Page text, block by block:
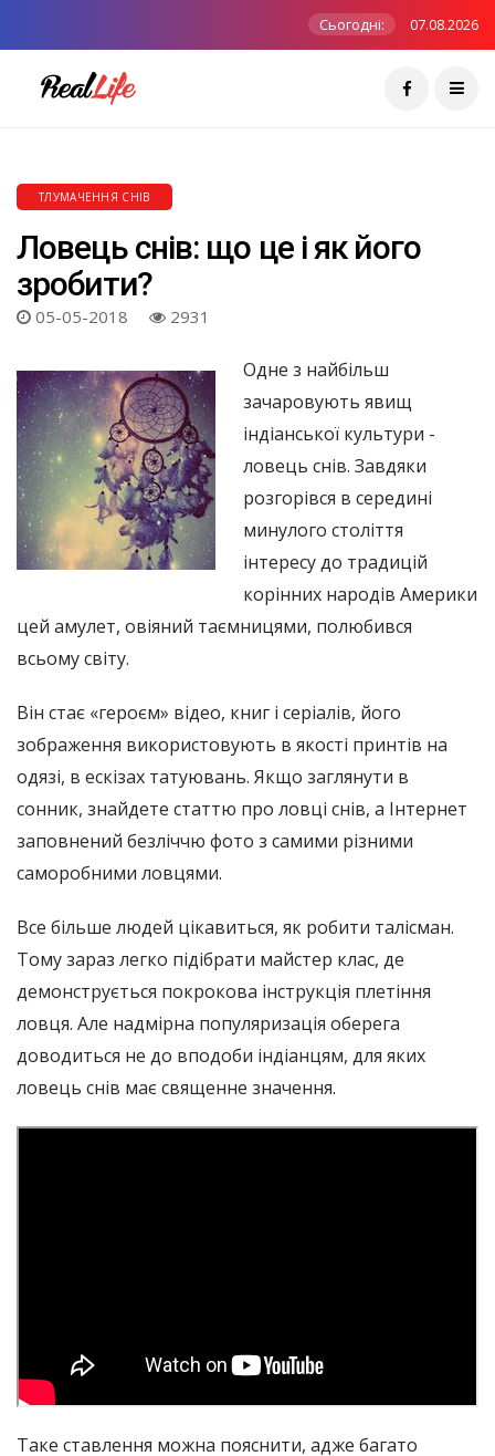
Сьогодні: 07.08.2026
ТЛУМАЧЕННЯ СНІВ
Ловець снів: що це і як його
зробити?
05-05-2018 2931
Одне з найбільш
зачаровують явищ
індіанської культури -
ловець снів. Завдяки
розгорівся в середині
минулого століття
інтересу до традицій
корінних народів Америки
цей амулет, овіяний таємницями, полюбився
всьому світу.
Він стає «героєм» відео, книг і серіалів, його
зображення використовують в якості принтів на
одязі, в ескізах татуювань. Якщо заглянути в
сонник, знайдете статтю про ловці снів, а Інтернет
заповнений безліччю фото з самими різними
саморобними ловцями.
Все більше людей цікавиться, як робити талісман.
Тому зараз легко підібрати майстер клас, де
демонструється покрокова інструкція плетіння
ловця. Але надмірна популяризація оберега
доводиться не до вподоби індіанцям, для яких
ловець снів має священне значення.
Таке ставлення можна пояснити, адже багато